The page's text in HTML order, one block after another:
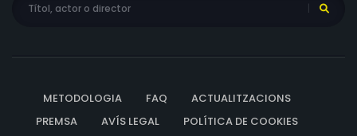
METODOLOGIA FAQ
ACTUALITZACIONS
PREMSA
AVÍS LEGAL
POLÍTICA DE COOKIES